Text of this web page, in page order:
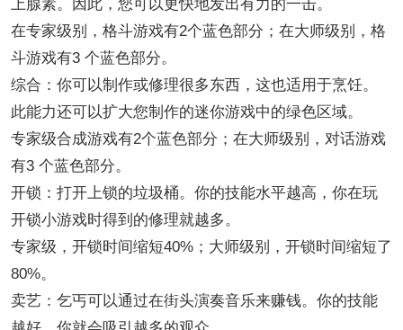
上腺素。因此，您可以更快地发出有力的一击。
在专家级别，格斗游戏有2个蓝色部分；在大师级别，格
斗游戏有3 个蓝色部分。
综合：你可以制作或修理很多东西，这也适用于烹饪。
此能力还可以扩大您制作的迷你游戏中的绿色区域。
专家级合成游戏有2个蓝色部分；在大师级别，对话游戏
有3 个蓝色部分。
开锁：打开上锁的垃圾桶。你的技能水平越高，你在玩
开锁小游戏时得到的修理就越多。
专家级，开锁时间缩短40%；大师级别，开锁时间缩短了
80%。
卖艺：乞丐可以通过在街头演奏音乐来赚钱。你的技能